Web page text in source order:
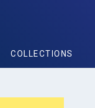
COLLECTIONS